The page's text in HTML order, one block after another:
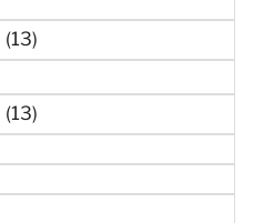
(13)
(13)